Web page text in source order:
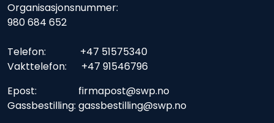
Organisasjonsnummer:
980 684 652
Telefon: +47 51575340
Vakttelefon: +47 91546796
Epost: firmapost@swp.no
Gassbestilling: gassbestilling@swp.no